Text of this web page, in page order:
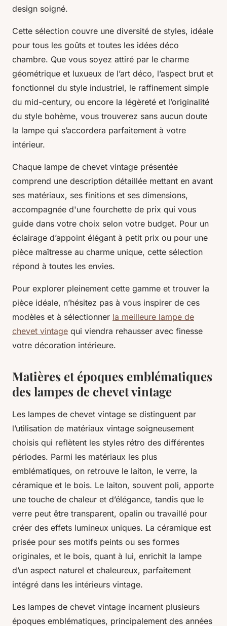
design soigné.
Cette sélection couvre une diversité de styles, idéale
pour tous les goûts et toutes les idées déco
chambre. Que vous soyez attiré par le charme
géométrique et luxueux de l’art déco, l’aspect brut et
fonctionnel du style industriel, le raffinement simple
du mid-century, ou encore la légèreté et l’originalité
du style bohème, vous trouverez sans aucun doute
la lampe qui s’accordera parfaitement à votre
intérieur.
Chaque lampe de chevet vintage présentée
comprend une description détaillée mettant en avant
ses matériaux, ses finitions et ses dimensions,
accompagnée d'une fourchette de prix qui vous
guide dans votre choix selon votre budget. Pour un
éclairage d’appoint élégant à petit prix ou pour une
pièce maîtresse au charme unique, cette sélection
répond à toutes les envies.
Pour explorer pleinement cette gamme et trouver la
pièce idéale, n’hésitez pas à vous inspirer de ces
modèles et à sélectionner la meilleure lampe de
chevet vintage qui viendra rehausser avec finesse
votre décoration intérieure.
Matières et époques emblématiques
des lampes de chevet vintage
Les lampes de chevet vintage se distinguent par
l’utilisation de matériaux vintage soigneusement
choisis qui reflètent les styles rétro des différentes
périodes. Parmi les matériaux les plus
emblématiques, on retrouve le laiton, le verre, la
céramique et le bois. Le laiton, souvent poli, apporte
une touche de chaleur et d’élégance, tandis que le
verre peut être transparent, opalin ou travaillé pour
créer des effets lumineux uniques. La céramique est
prisée pour ses motifs peints ou ses formes
originales, et le bois, quant à lui, enrichit la lampe
d’un aspect naturel et chaleureux, parfaitement
intégré dans les intérieurs vintage.
Les lampes de chevet vintage incarnent plusieurs
époques emblématiques, principalement des années